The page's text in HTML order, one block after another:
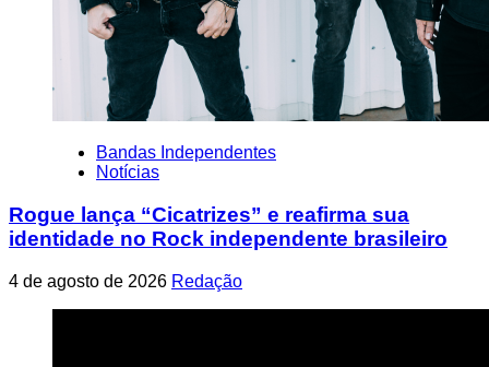
Bandas Independentes
Notícias
Rogue lança “Cicatrizes” e reafirma sua
identidade no Rock independente brasileiro
4 de agosto de 2026 Redação